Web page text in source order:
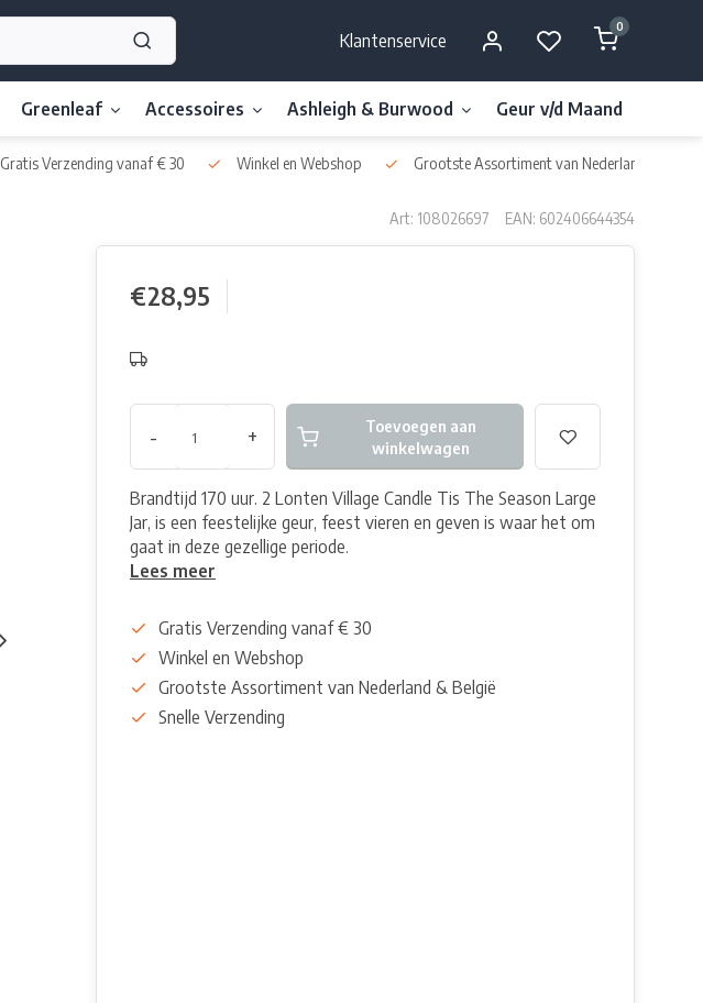
Klantenservice
0
Greenleaf Accessoires Ashleigh & Burwood Geur v/d Maand
Gratis Verzending vanaf € 30 Winkel en Webshop Grootste Assortiment van Nederland & België
Art: 108026697 EAN: 602406644354
€28,95
- +
Toevoegen aan
winkelwagen
Brandtijd 170 uur. 2 Lonten Village Candle Tis The Season Large
Jar, is een feestelijke geur, feest vieren en geven is waar het om
gaat in deze gezellige periode.
Lees meer
Gratis Verzending vanaf € 30
Winkel en Webshop
Grootste Assortiment van Nederland & België
Snelle Verzending